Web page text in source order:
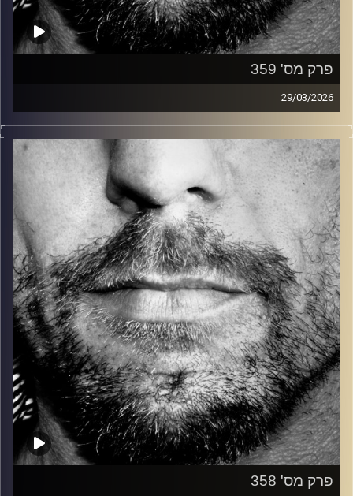
פרק מס' 359
29/03/2026
זיפים, מוזיקה מחוספסת של הופעות חיות. הרבה ג'אם, רוק,
בלוז, bluegrass, ג'אז, Fאנק, פרוגרסיב ואפילו אלקטרוניקה.
כל מה שחי, אמיתי ונושם.
עם שמוליק רגב.
קרדיט תמונות: David Goehring
פרק מס' 358